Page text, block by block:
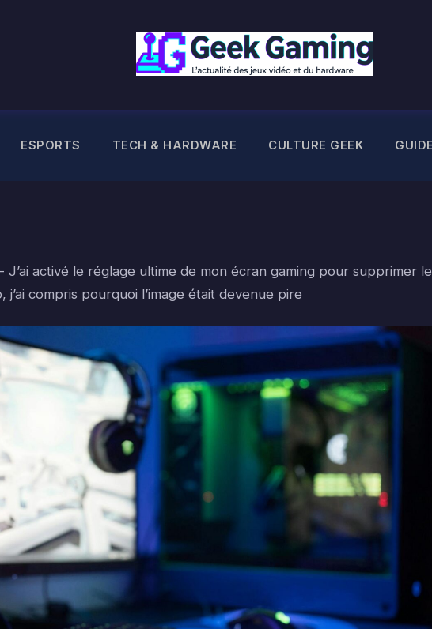
ESPORTS TECH & HARDWARE CULTURE GEEK
- J’ai activé le réglage ultime de mon écran gaming pour supprimer le
compris pourquoi l’image était devenue pire